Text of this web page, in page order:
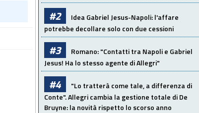
#2
Idea Gabriel Jesus-Napoli: l'affare
potrebbe decollare solo con due cessioni
#3
Romano: "Contatti tra Napoli e Gabriel
Jesus! Ha lo stesso agente di Allegri"
#4
"Lo tratterà come tale, a differenza di
Conte". Allegri cambia la gestione totale di De
Bruyne: la novità rispetto lo scorso anno